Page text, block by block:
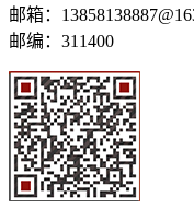
邮箱：
邮编：311400